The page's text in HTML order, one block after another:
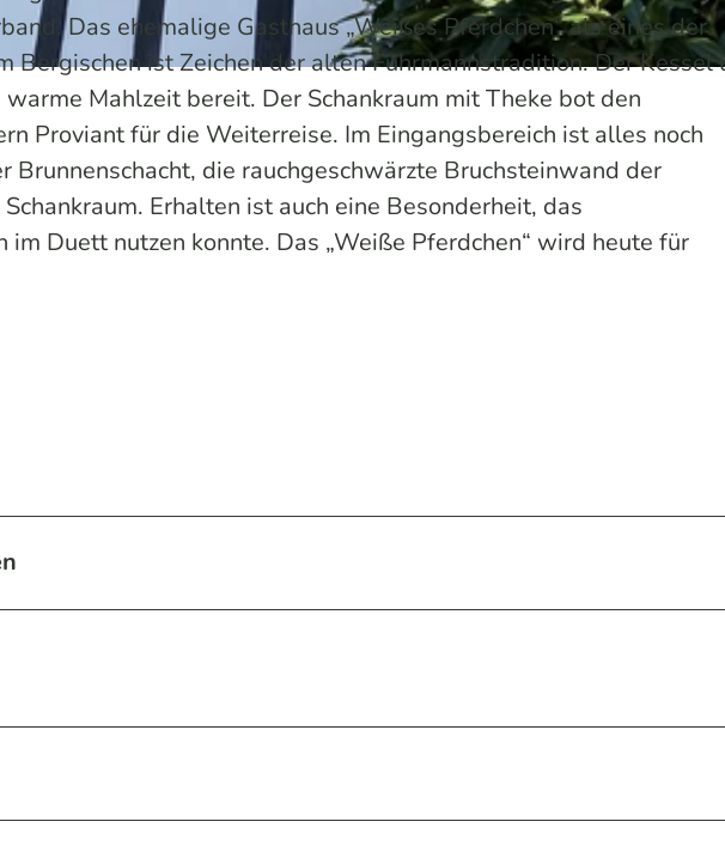
Das ehemalige Gasthaus „Weißes Pferdchen“ als eines der
Bergischen ist Zeichen der alten Fuhrmannstradition. Der Kessel
Mahlzeit bereit. Der Schankraum mit Theke bot den
Proviant für die Weiterreise. Im Eingangsbereich ist alles noch
Brunnenschacht, die rauchgeschwärzte Bruchsteinwand der
Erhalten ist auch eine Besonderheit, das
Duett nutzen konnte. Das „Weiße Pferdchen“ wird heute für